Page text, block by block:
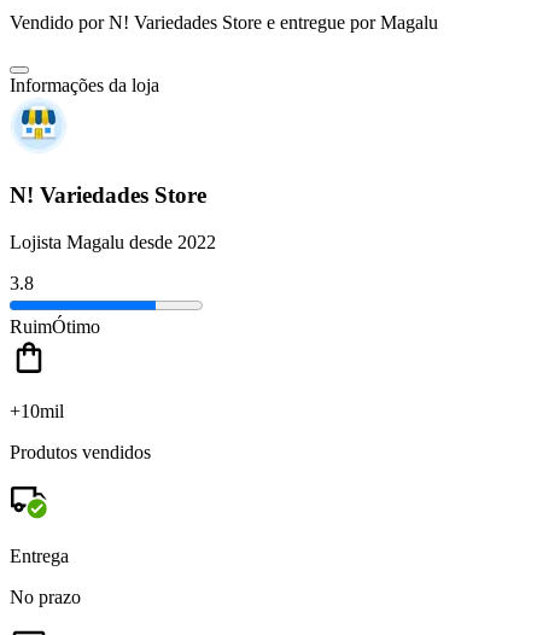
Vendido porN! Variedades Store e entregue por Magalu
Informações da loja
N! Variedades Store
Lojista Magalu desde 2022
3.8
RuimÓtimo
+10mil
Produtos vendidos
Entrega
No prazo